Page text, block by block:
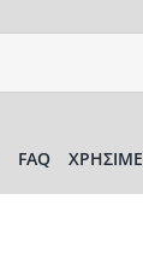
FAQ